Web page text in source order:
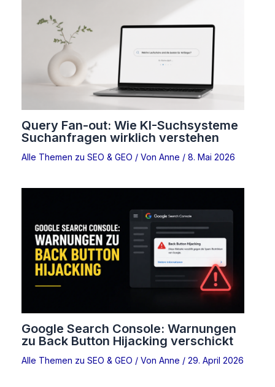
Query Fan-out: Wie KI-Suchsysteme
Suchanfragen wirklich verstehen
Alle Themen zu SEO & GEO / Von Anne / 8. Mai 2026
Google Search Console: Warnungen
zu Back Button Hijacking verschickt
Alle Themen zu SEO & GEO / Von Anne / 29. April 2026